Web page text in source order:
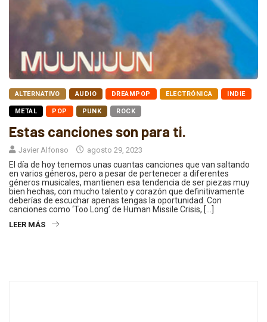
ALTERNATIVO AUDIO DREAMPOP ELECTRÓNICA INDIE
METAL POP PUNK ROCK
Estas canciones son para ti.
Javier Alfonso agosto 29, 2023
El día de hoy tenemos unas cuantas canciones que van saltando
en varios géneros, pero a pesar de pertenecer a diferentes
géneros musicales, mantienen esa tendencia de ser piezas muy
bien hechas, con mucho talento y corazón que definitivamente
deberías de escuchar apenas tengas la oportunidad. Con
canciones como ‘Too Long’ de Human Missile Crisis, […]
LEER MÁS